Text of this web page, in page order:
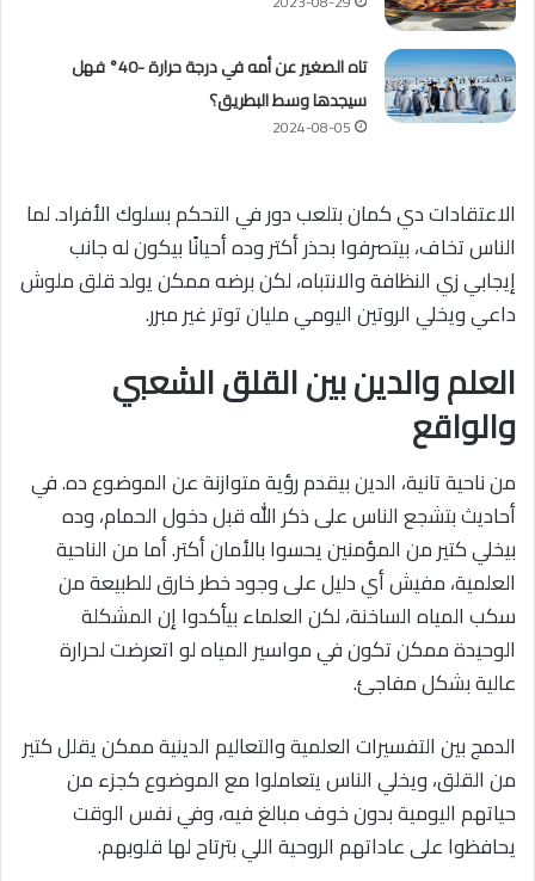
تاه الصغير عن أمه في درجة حرارة -40° فهل
سيجدها وسط البطريق؟
2024-08-05
الاعتقادات دي كمان بتلعب دور في التحكم بسلوك الأفراد. لما
الناس تخاف، بيتصرفوا بحذر أكتر وده أحيانًا بيكون له جانب
إيجابي زي النظافة والانتباه، لكن برضه ممكن يولد قلق ملوش
داعي ويخلي الروتين اليومي مليان توتر غير مبرر.
العلم والدين بين القلق الشعبي
والواقع
من ناحية تانية، الدين بيقدم رؤية متوازنة عن الموضوع ده. في
أحاديث بتشجع الناس على ذكر الله قبل دخول الحمام، وده
بيخلي كتير من المؤمنين يحسوا بالأمان أكتر. أما من الناحية
العلمية، مفيش أي دليل على وجود خطر خارق للطبيعة من
سكب المياه الساخنة، لكن العلماء بيأكدوا إن المشكلة
الوحيدة ممكن تكون في مواسير المياه لو اتعرضت لحرارة
عالية بشكل مفاجئ.
الدمج بين التفسيرات العلمية والتعاليم الدينية ممكن يقلل كتير
من القلق، ويخلي الناس يتعاملوا مع الموضوع كجزء من
حياتهم اليومية بدون خوف مبالغ فيه، وفي نفس الوقت
يحافظوا على عاداتهم الروحية اللي بترتاح لها قلوبهم.